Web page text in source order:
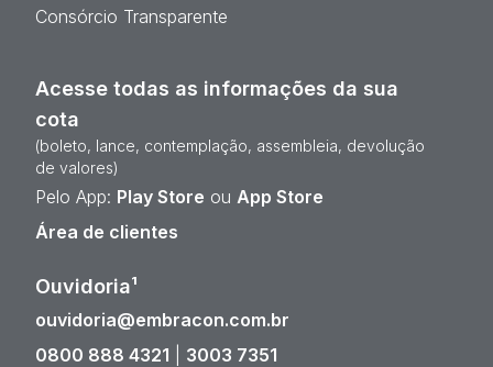
Consórcio Transparente
Acesse todas as informações da sua
cota
(boleto, lance, contemplação, assembleia, devolução
de valores)
Pelo App: Play Store ou App Store
Área de clientes
Ouvidoria¹
ouvidoria@embracon.com.br
0800 888 4321
3003 7351